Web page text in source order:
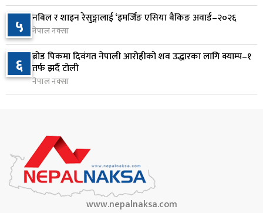
९
जन्मसिद्ध नागरिकता कडा बनाउने ट्रम्पको नयाँ प्रयास, दुई
कार्यकारी आदेश जारी
१० राप्रपाको निर्णय: बागमती प्रदेश सरकारमा सहभागी नहुने
१ दिन अघि
५ नबिल र शाइन रेसुङ्गालाई ‘इमर्जिङ एसिया बैंकिङ अवार्ड–२०२६
नेपाल नक्सा
६ ब्रोड पिकमा दिवंगत नेपाली आरोहीको शव उद्धारका लागि क्याम्प–१
तर्फ झर्दै टोली
नेपाल नक्सा
www.nepalnaksa.com